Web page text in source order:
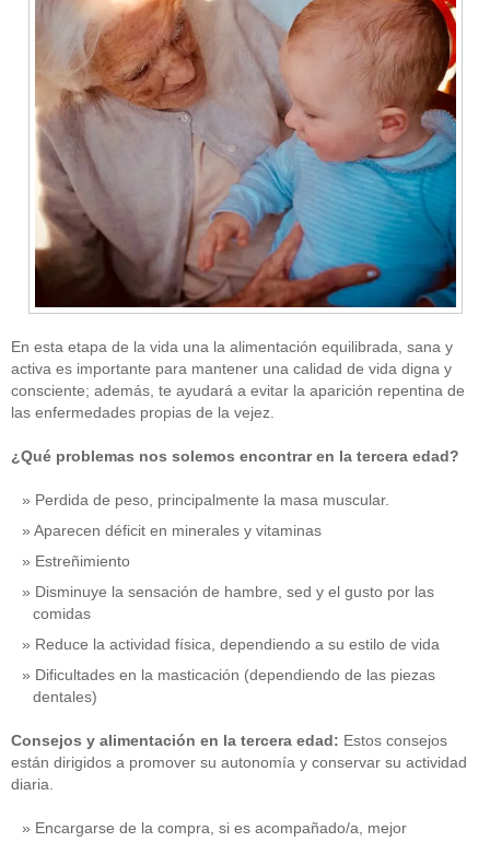
En esta etapa de la vida una la alimentación equilibrada, sana y
activa es importante para mantener una calidad de vida digna y
consciente; además, te ayudará a evitar la aparición repentina de
las enfermedades propias de la vejez.
¿Qué problemas nos solemos encontrar en la tercera edad?
Perdida de peso, principalmente la masa muscular.
Aparecen déficit en minerales y vitaminas
Estreñimiento
Disminuye la sensación de hambre, sed y el gusto por las
comidas
Reduce la actividad física, dependiendo a su estilo de vida
Dificultades en la masticación (dependiendo de las piezas
dentales)
Consejos y alimentación en la tercera edad: Estos consejos
están dirigidos a promover su autonomía y conservar su actividad
diaria.
Encargarse de la compra, si es acompañado/a, mejor